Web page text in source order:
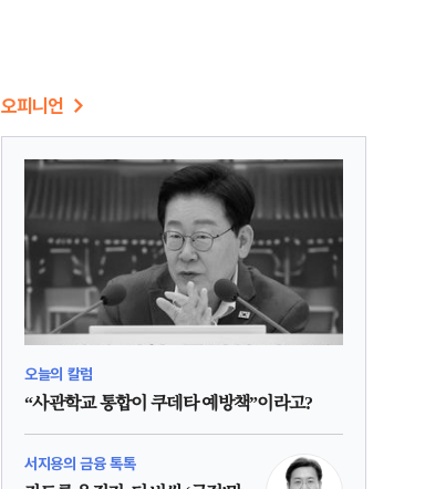
오피니언
오늘의 칼럼
“사관학교 통합이 쿠데타 예방책”이라고?
서지용의 금융 톡톡